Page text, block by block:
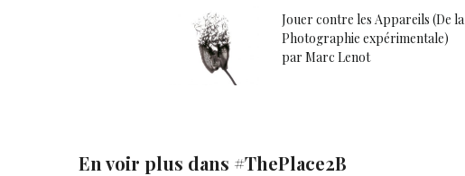
Jouer contre les Appareils (De la
Photographie expérimentale)
par Marc Lenot
En voir plus dans #ThePlace2B